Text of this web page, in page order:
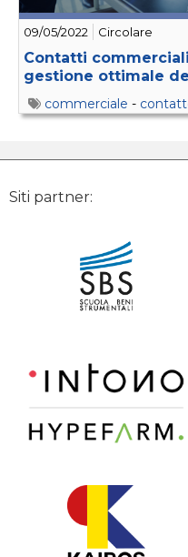
09/05/2022 Circolare
Contatti
gestione ottimale
commerciale -
Siti partner: